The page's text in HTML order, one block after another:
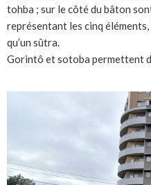
tohba ; sur le côté du bâton
représentant les cinq
qu’un sûtra.
Gorintô et sotoba permettent